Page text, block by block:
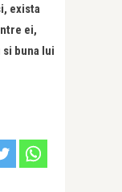
exista
ei,
buna lui